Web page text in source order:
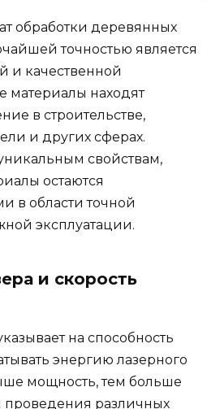
обработки деревянных
точностью является
и качественной
материалы находят
в строительстве,
и других сферах.
свойствам,
остаются
в области точной
эксплуатации.
и скорость
на способность
энергию лазерного
мощность, тем больше
проведения различных